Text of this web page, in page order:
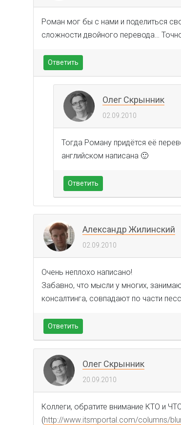
Роман мог бы с нами и поделиться
сложности двойного перевода…
Ответить
Олег Скрынник
02.09.2010
Тогда Роману придётся её
английском написана 🙂
Ответить
Александр Жилинский
02.09.2010
Очень неплохо написано!
Забавно, что мысли у многих,
консалтинга, совпадают по части
Ответить
Олег Скрынник
20.09.2010
Коллеги, обратите внимание КТО и
(http://www.itsmportal.com/columns/